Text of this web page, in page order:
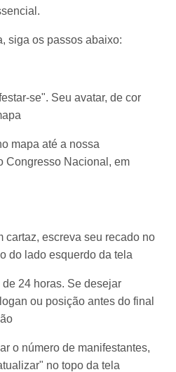
siga os passos abaixo:
se". Seu avatar, de cor
mapa até a nossa
Congresso Nacional, em
cartaz, escreva seu recado no
do lado esquerdo da tela
24 horas. Se desejar
ou posição antes do final
o número de manifestantes,
no topo da tela